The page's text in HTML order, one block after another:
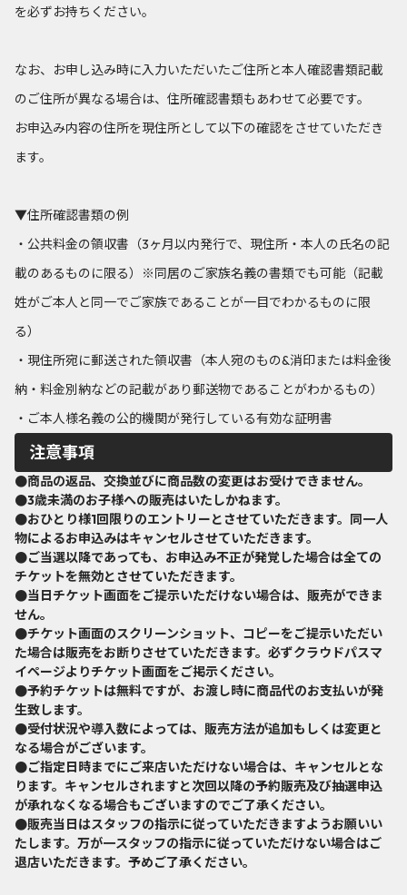
を必ずお持ちください。
なお、お申し込み時に入力いただいたご住所と本人確認書類記載
のご住所が異なる場合は、住所確認書類もあわせて必要です。
お申込み内容の住所を現住所として以下の確認をさせていただき
ます。
▼住所確認書類の例
・公共料金の領収書（3ヶ月以内発行で、現住所・本人の氏名の記
載のあるものに限る）※同居のご家族名義の書類でも可能（記載
姓がご本人と同一でご家族であることが一目でわかるものに限
る）
・現住所宛に郵送された領収書（本人宛のもの&消印または料金後
納・料金別納などの記載があり郵送物であることがわかるもの）
・ご本人様名義の公的機関が発行している有効な証明書
注意事項
●商品の返品、交換並びに商品数の変更はお受けできません。
●3歳未満のお子様への販売はいたしかねます。
●おひとり様1回限りのエントリーとさせていただきます。同一人
物によるお申込みはキャンセルさせていただきます。
●ご当選以降であっても、お申込み不正が発覚した場合は全ての
チケットを無効とさせていただきます。
●当日チケット画面をご提示いただけない場合は、販売ができま
せん。
●チケット画面のスクリーンショット、コピーをご提示いただい
た場合は販売をお断りさせていただきます。必ずクラウドパスマ
イページよりチケット画面をご掲示ください。
●予約チケットは無料ですが、お渡し時に商品代のお支払いが発
生致します。
●受付状況や導入数によっては、販売方法が追加もしくは変更と
なる場合がございます。
●ご指定日時までにご来店いただけない場合は、キャンセルとな
ります。キャンセルされますと次回以降の予約販売及び抽選申込
が承れなくなる場合もございますのでご了承ください。
●販売当日はスタッフの指示に従っていただきますようお願いい
たします。万が一スタッフの指示に従っていただけない場合はご
退店いただきます。予めご了承ください。